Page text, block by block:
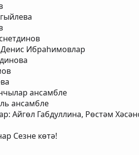
Ибраһимовлар
ансамбле
ансамбле
Айгөл Габдуллина, Рөстәм
Сезне көтә!